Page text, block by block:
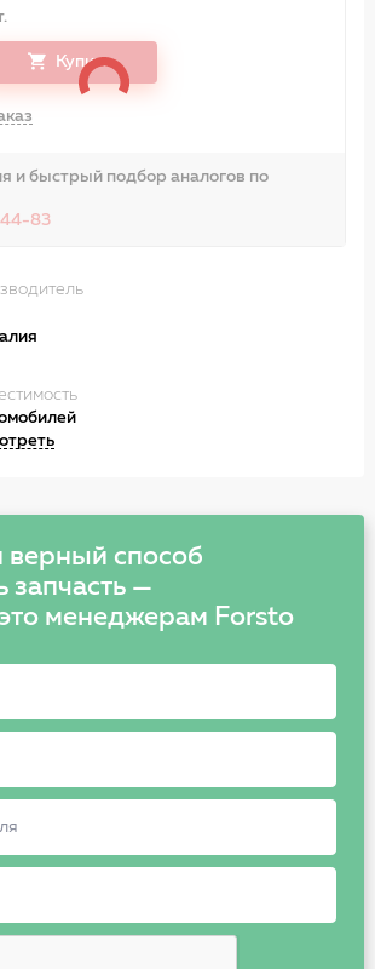
Купить
и быстрый подбор аналогов по
83
верный способ
запчасть —
менеджерам Forsto